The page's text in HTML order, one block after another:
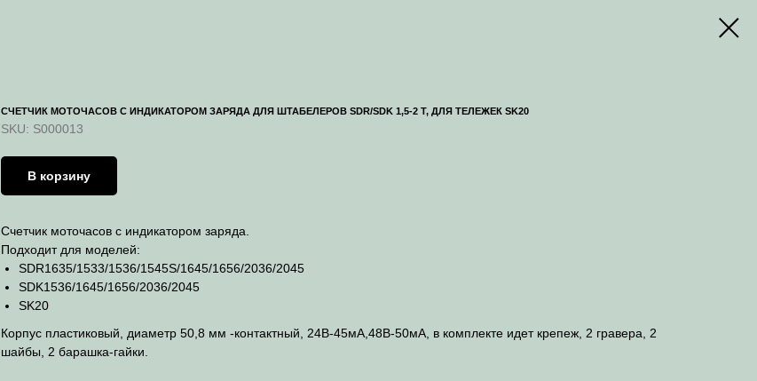
СЧЕТЧИК МОТОЧАСОВ C ИНДИКАТОРОМ ЗАРЯДА ДЛЯ ШТАБЕЛЕРОВ SDR/SDK 1,5-2 Т, ДЛЯ ТЕЛЕЖЕК SK20
SKU: S000013
В корзину
Счетчик моточасов c индикатором заряда.
Подходит для моделей:
SDR1635/1533/1536/1545S/1645/1656/2036/2045
SDK1536/1645/1656/2036/2045
SK20
Корпус пластиковый, диаметр 50,8 мм -контактный, 24В-45мA,48В-50мA, в комплекте идет крепеж, 2 гравера, 2
шайбы, 2 барашка-гайки.